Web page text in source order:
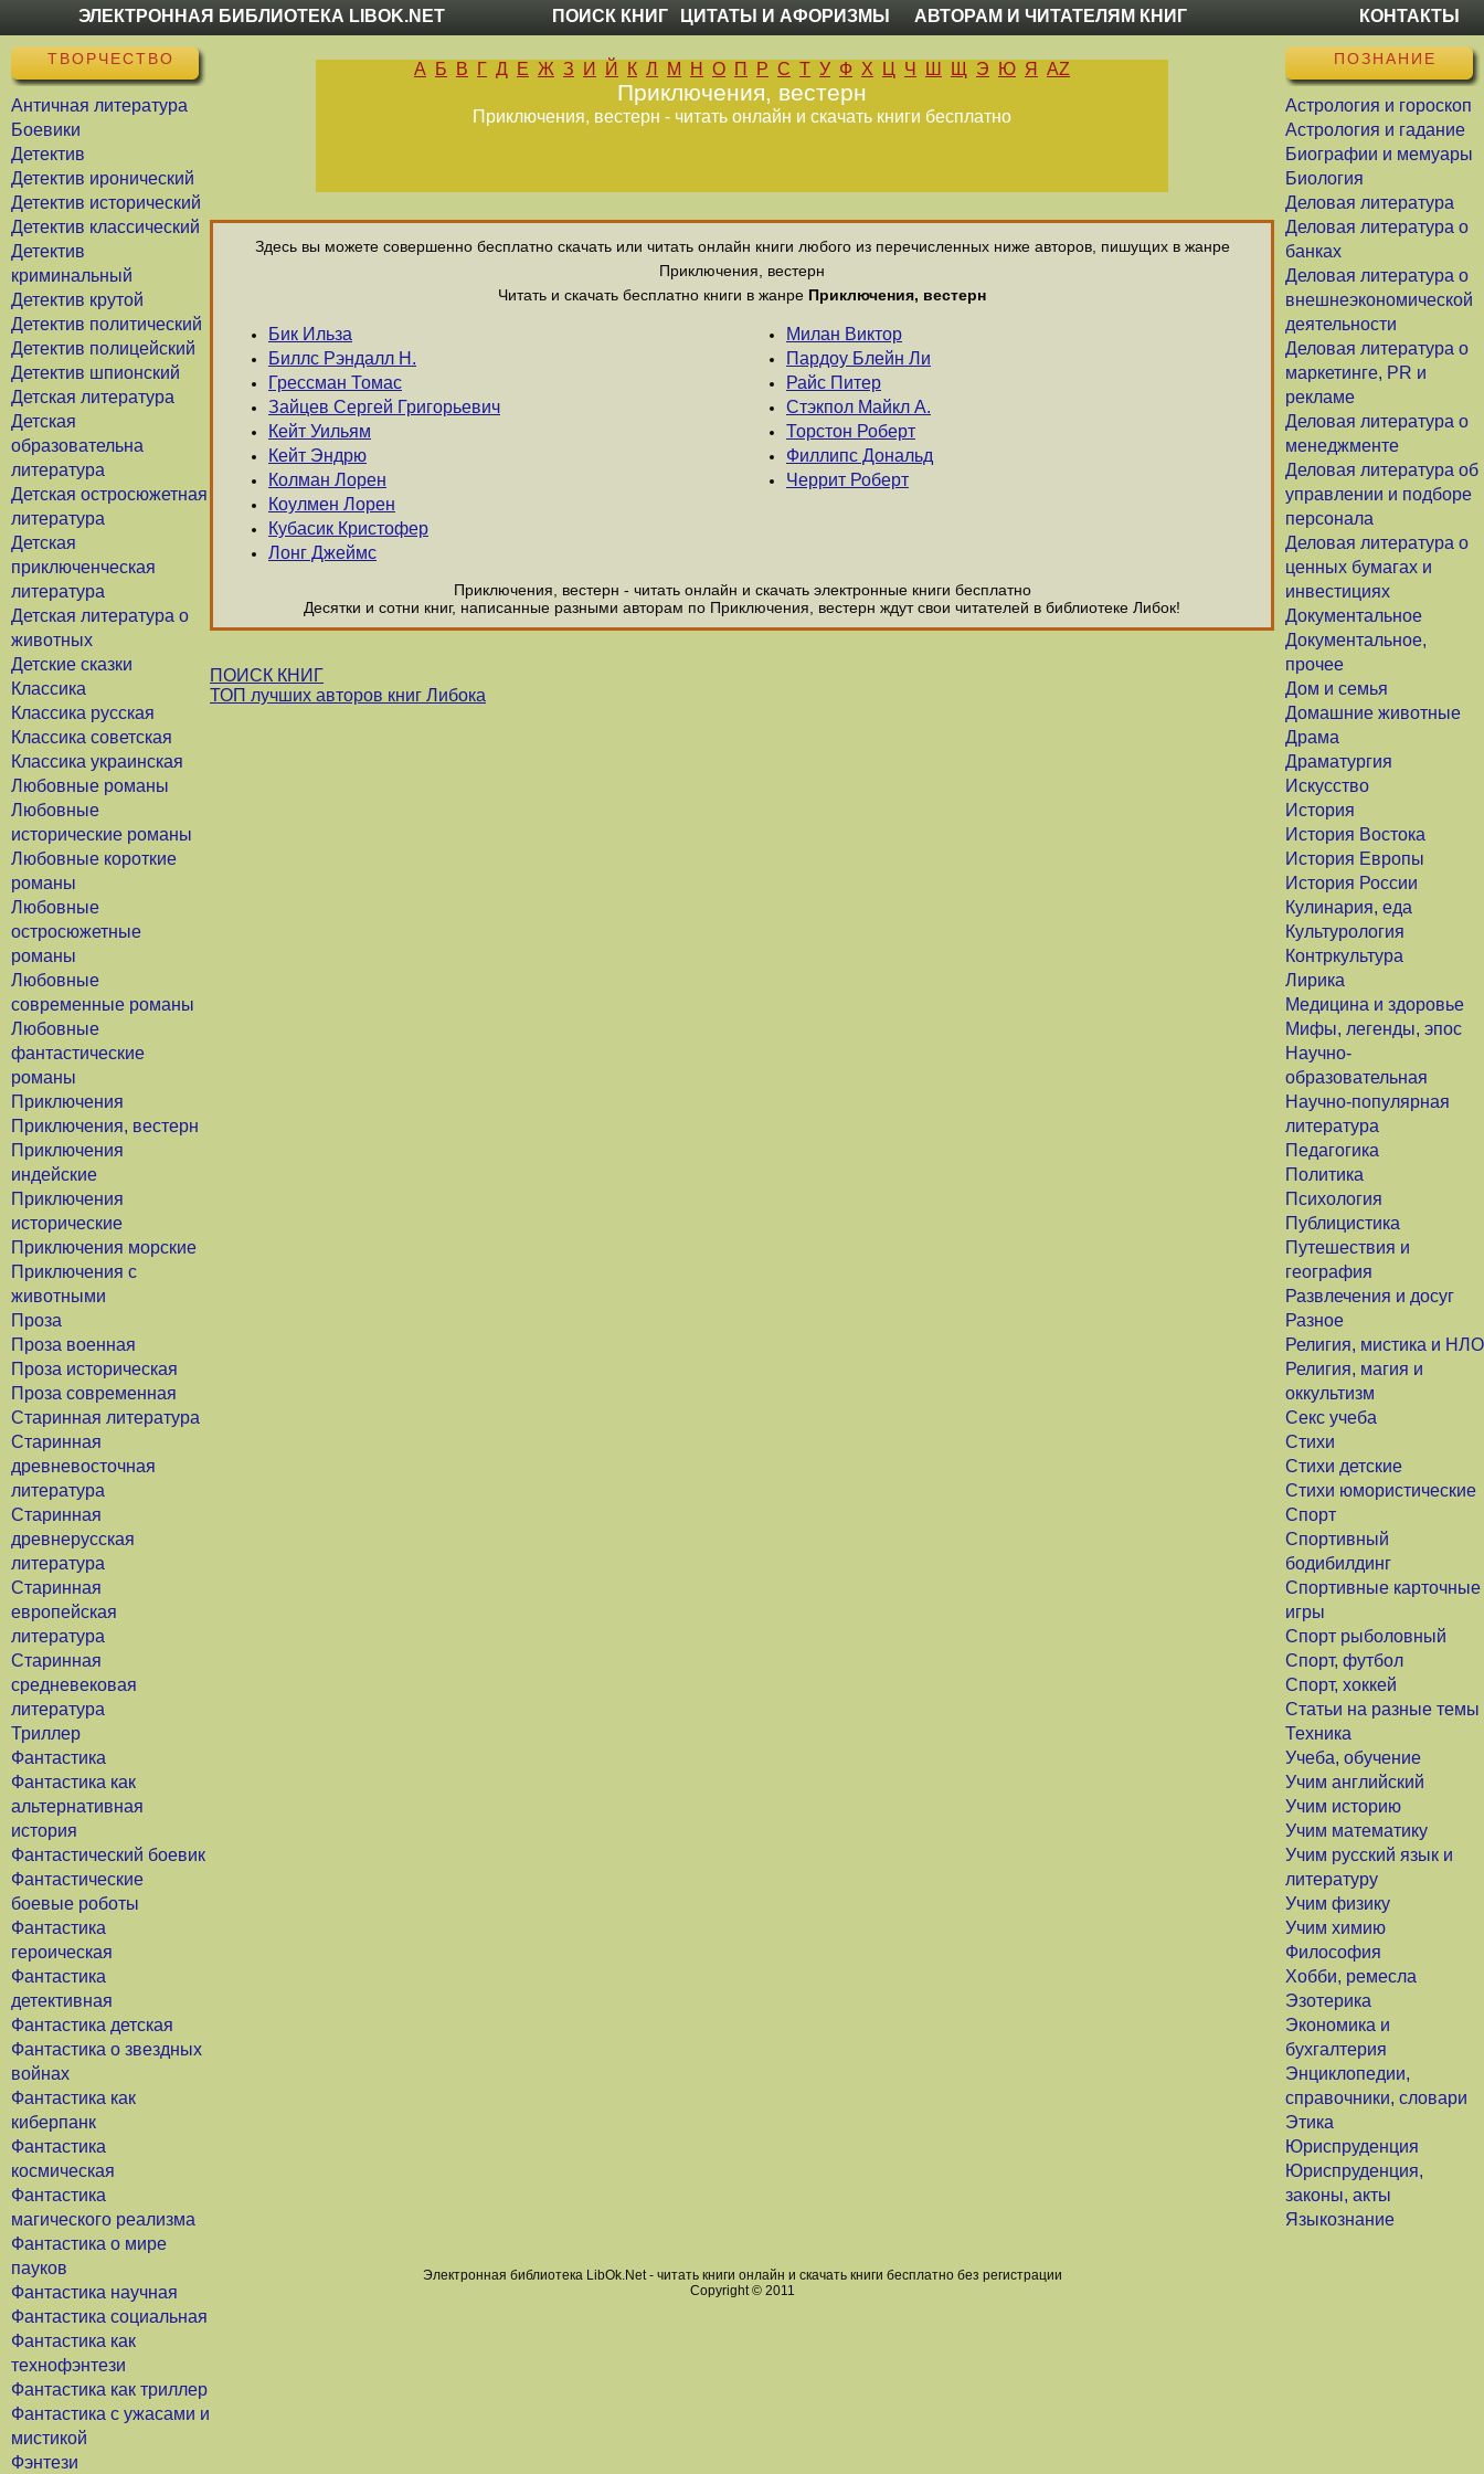
ЭЛЕКТРОННАЯ БИБЛИОТЕКА LIBOK.NET ПОИСК КНИГ ЦИТАТЫ И АФОРИЗМЫ АВТОРАМ И ЧИТАТЕЛЯМ КНИГ КОНТАКТЫ
ТВОРЧЕСТВО
Античная литература
Боевики
Детектив
Детектив иронический
Детектив исторический
Детектив классический
Детектив
криминальный
Детектив крутой
Детектив политический
Детектив полицейский
Детектив шпионский
Детская литература
Детская
образовательна
литература
Детская остросюжетная
литература
Детская
приключенческая
литература
Детская литература о
животных
Детские сказки
Классика
Классика русская
Классика советская
Классика украинская
Любовные романы
Любовные
исторические романы
Любовные короткие
романы
Любовные
остросюжетные
романы
Любовные
современные романы
Любовные
фантастические
романы
Приключения
Приключения, вестерн
Приключения
индейские
Приключения
исторические
Приключения морские
Приключения с
животными
Проза
Проза военная
Проза историческая
Проза современная
Старинная литература
Старинная
древневосточная
литература
Старинная
древнерусская
литература
Старинная
европейская
литература
Старинная
средневековая
литература
Триллер
Фантастика
Фантастика как
альтернативная
история
Фантастический боевик
Фантастические
боевые роботы
Фантастика
героическая
Фантастика
детективная
Фантастика детская
Фантастика о звездных
войнах
Фантастика как
киберпанк
Фантастика
космическая
Фантастика
магического реализма
Фантастика о мире
пауков
Фантастика научная
Фантастика социальная
Фантастика как
технофэнтези
Фантастика как триллер
Фантастика с ужасами и
мистикой
Фэнтези
ПОЗНАНИЕ
Астрология и гороскоп
Астрология и гадание
Биографии и мемуары
Биология
Деловая литература
Деловая литература о
банках
Деловая литература о
внешнеэкономической
деятельности
Деловая литература о
маркетинге, PR и
рекламе
Деловая литература о
менеджменте
Деловая литература об
управлении и подборе
персонала
Деловая литература о
ценных бумагах и
инвестициях
Документальное
Документальное,
прочее
Дом и семья
Домашние животные
Драма
Драматургия
Искусство
История
История Востока
История Европы
История России
Кулинария, еда
Культурология
Контркультура
Лирика
Медицина и здоровье
Мифы, легенды, эпос
Научно-
образовательная
Научно-популярная
литература
Педагогика
Политика
Психология
Публицистика
Путешествия и
география
Развлечения и досуг
Разное
Религия, мистика и НЛО
Религия, магия и
оккультизм
Секс учеба
Стихи
Стихи детские
Стихи юмористические
Спорт
Спортивный
бодибилдинг
Спортивные карточные
игры
Спорт рыболовный
Спорт, футбол
Спорт, хоккей
Статьи на разные темы
Техника
Учеба, обучение
Учим английский
Учим историю
Учим математику
Учим русский язык и
литературу
Учим физику
Учим химию
Философия
Хобби, ремесла
Эзотерика
Экономика и
бухгалтерия
Энциклопедии,
справочники, словари
Этика
Юриспруденция
Юриспруденция,
законы, акты
Языкознание
А Б В Г Д Е Ж З И Й К Л М Н О П Р С Т У Ф Х Ц Ч Ш Щ Э Ю Я AZ
Приключения, вестерн
Приключения, вестерн - читать онлайн и скачать книги бесплатно
Здесь вы можете совершенно бесплатно скачать или читать онлайн книги любого из перечисленных ниже авторов, пишущих в жанре
Приключения, вестерн
Читать и скачать бесплатно книги в жанре Приключения, вестерн
Бик Ильза
Биллс Рэндалл Н.
Грессман Томас
Зайцев Сергей Григорьевич
Кейт Уильям
Кейт Эндрю
Колман Лорен
Коулмен Лорен
Кубасик Кристофер
Лонг Джеймс
Милан Виктор
Пардоу Блейн Ли
Райс Питер
Стэкпол Майкл А.
Торстон Роберт
Филлипс Дональд
Черрит Роберт
Приключения, вестерн - читать онлайн и скачать электронные книги бесплатно
Десятки и сотни книг, написанные разными авторам по Приключения, вестерн ждут свои читателей в библиотеке Либок!
ПОИСК КНИГ
ТОП лучших авторов книг Либока
Электронная библиотека LibOk.Net - читать книги онлайн и скачать книги бесплатно без регистрации
Copyright © 2011